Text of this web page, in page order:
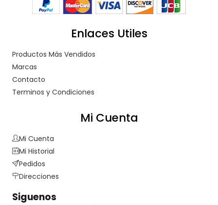
Enlaces Utiles
Productos Más Vendidos
Marcas
Contacto
Terminos y Condiciones
Mi Cuenta
Mi Cuenta
Mi Historial
Pedidos
Direcciones
Siguenos